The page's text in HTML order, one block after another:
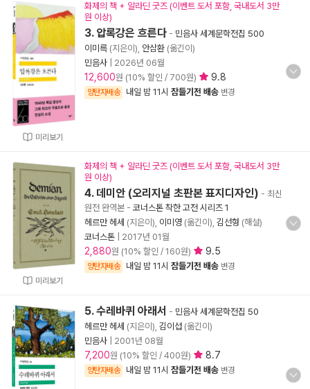
미리보기
화제의 책 + 알라딘 굿즈 (이벤트 도서 포함, 국내도서 3만
원 이상)
3. 압록강은 흐른다 - 민음사 세계문학전집 500
이미륵 (지은이), 안삼환 (옮긴이)
민음사
2026년 06월
12,600원 (10% 할인 / 700원) 9.8
양탄자배송 내일 밤 11시 잠들기전 배송 변경
미리보기
화제의 책 + 알라딘 굿즈 (이벤트 도서 포함, 국내도서 3만
원 이상)
4. 데미안 (오리지널 초판본 표지디자인) - 최신
원전 완역본 - 코너스톤 착한 고전 시리즈 1
헤르만 헤세 (지은이), 이미영 (옮긴이), 김선형 (해설)
코너스톤
2017년 01월
2,880원 (10% 할인 / 160원) 9.5
양탄자배송 내일 밤 11시 잠들기전 배송 변경
5. 수레바퀴 아래서 - 민음사 세계문학전집 50
헤르만 헤세 (지은이), 김이섭 (옮긴이)
민음사
2001년 08월
7,200원 (10% 할인 / 400원) 8.7
양탄자배송 내일 밤 11시 잠들기전 배송 변경